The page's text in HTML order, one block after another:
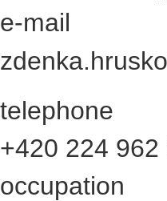
e-mail
telephone
+420 224 962
occupation